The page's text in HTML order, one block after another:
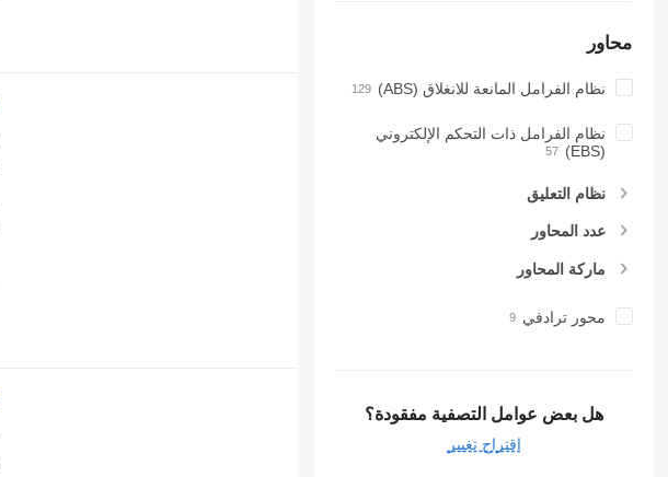
محاور
نظام الفرامل المانعة للانغلاق (ABS)
نظام الفرامل ذات التحكم الإلكتروني
(EBS)
نظام التعليق
عدد المحاور
ماركة المحاور
محور ترادفي
هل بعض عوامل التصفية مفقودة؟
اقتراح تغيير